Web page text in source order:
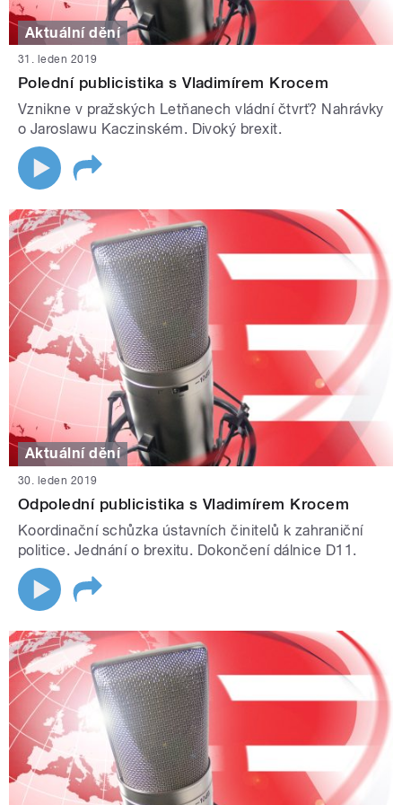
Aktuální dění
31. leden 2019
Polední publicistika s Vladimírem Krocem
Vznikne v pražských Letňanech vládní čtvrť? Nahrávky
o Jaroslawu Kaczinském. Divoký brexit.
Aktuální dění
30. leden 2019
Odpolední publicistika s Vladimírem Krocem
Koordinační schůzka ústavních činitelů k zahraniční
politice. Jednání o brexitu. Dokončení dálnice D11.